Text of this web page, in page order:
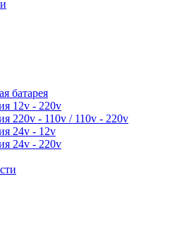
батарея
12v - 220v
220v - 110v / 110v - 220v
24v - 12v
24v - 220v